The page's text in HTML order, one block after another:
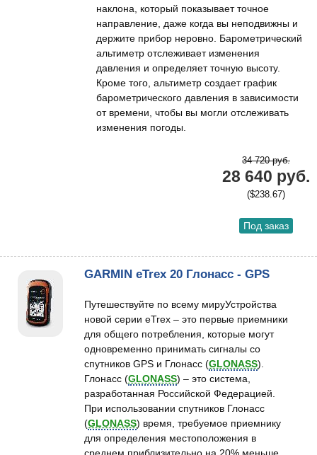
наклона, который показывает точное
направление, даже когда вы неподвижны и
держите прибор неровно. Барометрический
альтиметр отслеживает изменения
давления и определяет точную высоту.
Кроме того, альтиметр создает график
барометрического давления в зависимости
от времени, чтобы вы могли отслеживать
изменения погоды.
34 720 руб.
28 640 руб.
($238.67)
Под заказ
GARMIN eTrex 20 Глонасс - GPS
Путешествуйте по всему мируУстройства
новой серии eTrex – это первые приемники
для общего потребления, которые могут
одновременно принимать сигналы со
спутников GPS и Глонасс (GLONASS).
Глонасс (GLONASS) – это система,
разработанная Российской Федерацией.
При использовании спутников Глонасс
(GLONASS) время, требуемое приемнику
для определения местоположения в